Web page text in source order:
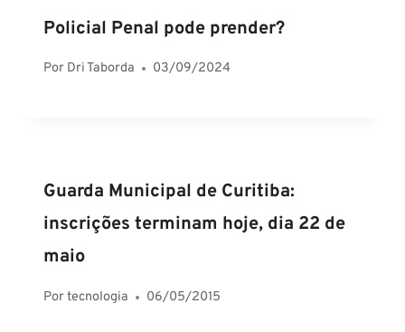
Policial Penal pode prender?
Por Dri Taborda 03/09/2024
Guarda Municipal de Curitiba:
inscrições terminam hoje, dia 22 de
maio
Portecnologia 06/05/2015